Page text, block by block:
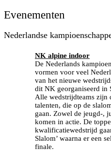
Evenementen
Nederlandse
NK alpine indoor
De Nederlands
vormen voor veel
van het nieuwe
dit NK georganiseerd in
Alle wedstrijdteams zijn
talenten, die op de
gaan. Zowel de jeugd-,
komen in actie. De
kwalificatiewedstrijd
Slalom’ waarna er een
finale.